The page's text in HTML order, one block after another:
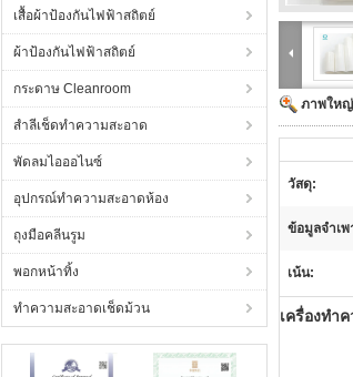
เสื้อผ้าป้องกันไฟฟ้าสถิตย์
ผ้าป้องกันไฟฟ้าสถิตย์
กระดาษ Cleanroom
สำลีเช็ดทำความสะอาด
พัดลมไอออไนซ์
อุปกรณ์ทำความสะอาดห้อง
ถุงมือคลีนรูม
พอกหน้าทิ้ง
ทำความสะอาดเช็ดม้วน
ภาพให
วัสดุ:
ข้อมูลจำเพ
เน้น:
เครื่องทํา